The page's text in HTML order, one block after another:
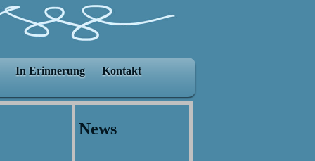
In Erinnerung Kontakt
News